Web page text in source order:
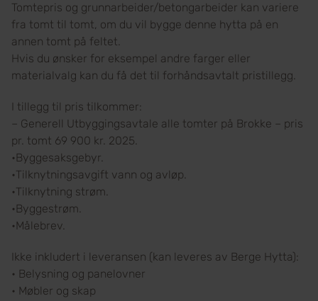
Tomtepris og grunnarbeider/betongarbeider kan variere
fra tomt til tomt, om du vil bygge denne hytta på en
annen tomt på feltet.
Hvis du ønsker for eksempel andre farger eller
materialvalg kan du få det til forhåndsavtalt pristillegg.
I tillegg til pris tilkommer:
– Generell Utbyggingsavtale alle tomter på Brokke – pris
pr. tomt 69 900 kr. 2025.
•Byggesaksgebyr.
•Tilknytningsavgift vann og avløp.
•Tilknytning strøm.
•Byggestrøm.
•Målebrev.
Ikke inkludert i leveransen (kan leveres av Berge Hytta):
• Belysning og panelovner
• Møbler og skap